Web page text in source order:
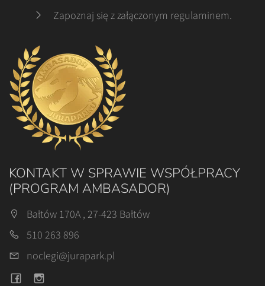
Zapoznaj się z załączonym regulaminem.
KONTAKT W SPRAWIE WSPÓŁPRACY
(PROGRAM AMBASADOR)
Bałtów 170A , 27-423 Bałtów
510 263 896
noclegi@jurapark.pl